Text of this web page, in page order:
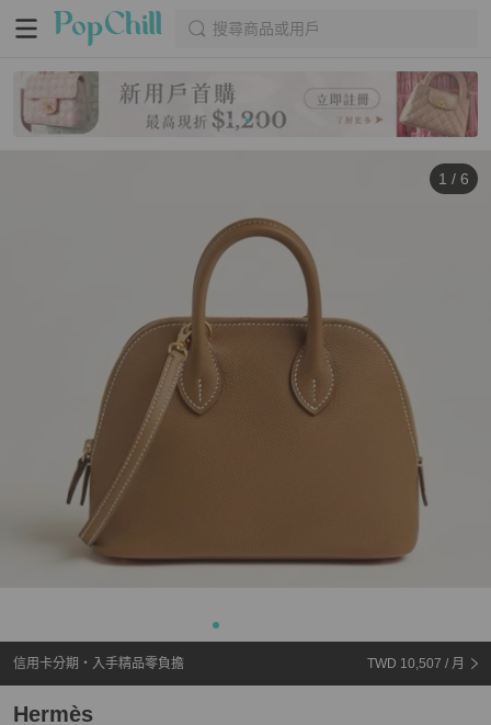
搜尋商品或用戶
1 / 6
信用卡分期・入手精品零負擔 TWD 10,507 / 月
Hermès